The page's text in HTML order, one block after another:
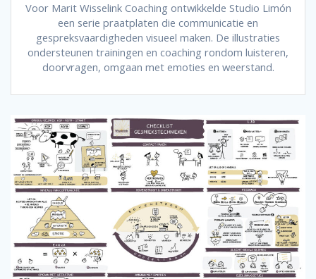
Voor Marit Wisselink Coaching ontwikkelde Studio Limón
een serie praatplaten die communicatie en
gespreksvaardigheden visueel maken. De illustraties
ondersteunen trainingen en coaching rondom luisteren,
doorvragen, omgaan met emoties en weerstand.